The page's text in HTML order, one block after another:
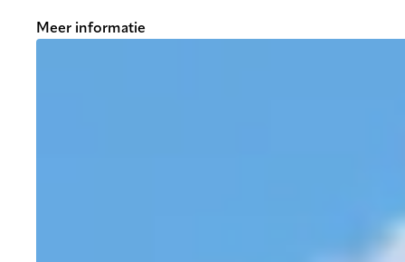
Meer informatie